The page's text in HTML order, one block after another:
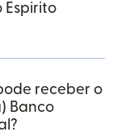
Espirito
receber o
Banco